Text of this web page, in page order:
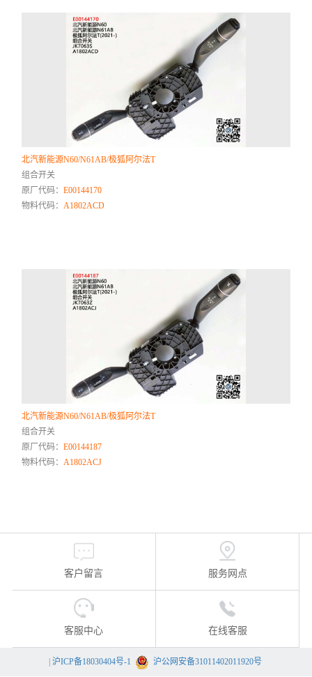
北汽新能源N60/N61AB/极狐阿尔法T
组合开关
原厂代码：E00144170
物料代码：A1802ACD
北汽新能源N60/N61AB/极狐阿尔法T
组合开关
原厂代码：E00144187
物料代码： A1802ACJ
客户留言 服务网点
客服中心 在线客服
| 沪ICP备18030404号-1 沪公网安备31011402011920号